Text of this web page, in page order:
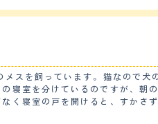
せんが マンチ
ただお腹を壊しやすく軟便
でも可愛く話しかけてきます 最近しゃべ
し
そわしだすところがかわいいです 出会いはペットショップ
メスを飼っています。猫なので
寝室を分けているのですが、朝
く寝室の戸を開けると、すかさ